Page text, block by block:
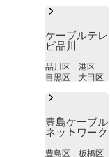
ケーブルテレ
ビ品川
品川区 港区
目黒区 大田区
豊島ケーブル
ネットワーク
豊島区 板橋区